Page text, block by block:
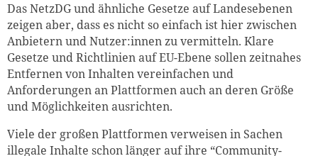
Das NetzDG und ähnliche Gesetze auf Landesebenen
zeigen aber, dass es nicht so einfach ist hier zwischen
Anbietern und Nutzer:innen zu vermitteln. Klare
Gesetze und Richtlinien auf EU-Ebene sollen zeitnahes
Entfernen von Inhalten vereinfachen und
Anforderungen an Plattformen auch an deren Größe
und Möglichkeiten ausrichten.
Viele der großen Plattformen verweisen in Sachen
illegale Inhalte schon länger auf ihre “Community-